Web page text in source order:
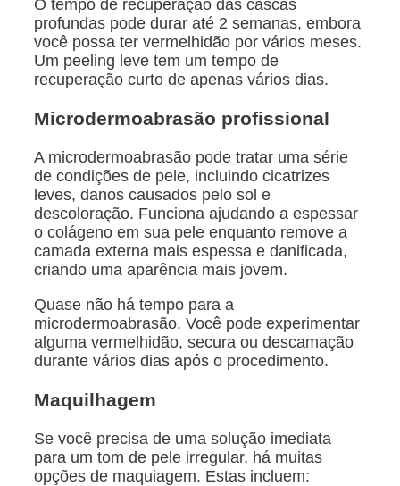
O tempo de recuperação das cascas
profundas pode durar até 2 semanas, embora
você possa ter vermelhidão por vários meses.
Um peeling leve tem um tempo de
recuperação curto de apenas vários dias.
Microdermoabrasão profissional
A microdermoabrasão pode tratar uma série
de condições de pele, incluindo cicatrizes
leves, danos causados pelo sol e
descoloração. Funciona ajudando a espessar
o colágeno em sua pele enquanto remove a
camada externa mais espessa e danificada,
criando uma aparência mais jovem.
Quase não há tempo para a
microdermoabrasão. Você pode experimentar
alguma vermelhidão, secura ou descamação
durante vários dias após o procedimento.
Maquilhagem
Se você precisa de uma solução imediata
para um tom de pele irregular, há muitas
opções de maquiagem. Estas incluem: